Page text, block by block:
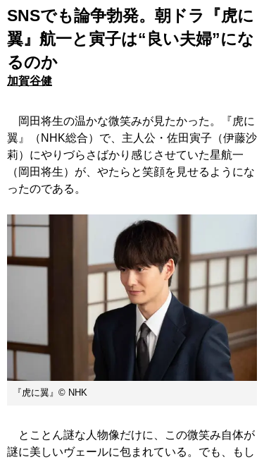
SNSでも論争勃発。朝ドラ『虎に
翼』航一と寅子は“良い夫婦”にな
るのか
加賀谷健
岡田将生の温かな微笑みが見たかった。『虎に
翼』（NHK総合）で、主人公・佐田寅子（伊藤沙
莉）にやりづらさばかり感じさせていた星航一
（岡田将生）が、やたらと笑顔を見せるようにな
ったのである。
『虎に翼』© NHK
とことん謎な人物像だけに、この微笑み自体が
謎に美しいヴェールに包まれている。でも、もし